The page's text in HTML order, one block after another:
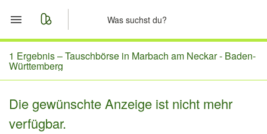
Start
Merkliste
Nachrichten
1 Ergebnis –Tauschbörse in Marbach am Neckar - Baden-
Württemberg
Die gewünschte Anzeige ist nicht mehr
verfügbar.